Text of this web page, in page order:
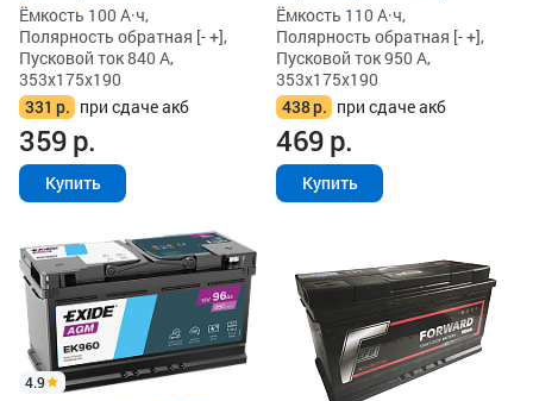
Ёмкость 100 А·ч,
Полярность обратная [- +],
Пусковой ток 840 А,
353x175x190
331 р. при сдаче акб
359р.
Купить
Ёмкость 110 А·ч,
Полярность обратная [- +],
Пусковой ток 950 А,
353x175x190
438р. при сдаче акб
469р.
Купить
4.9